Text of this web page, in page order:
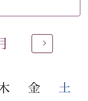
10時
膳（二十四節気と
金 土